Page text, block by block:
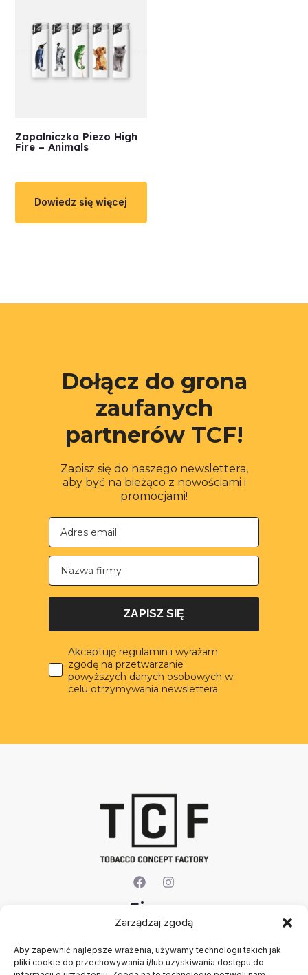
Zarządzaj zgodą
Aby zapewnić najlepsze wrażenia, używamy technologii takich jak
pliki cookie do przechowywania i/lub uzyskiwania dostępu do
Zapalniczka Piezo High
Fire – Animals
Dowiedz się więcej
Dołącz do grona
zaufanych
partnerów TCF!
Zapisz się do naszego newslettera,
aby być na bieżąco z nowościami i
promocjami!
Nazwa firmy
ZAPISZ SIĘ
Akceptuję regulamin i wyrażam
zgodę na przetwarzanie
powyższych danych osobowych w
celu otrzymywania newslettera.
Firma
Kontakt
Rejestracja firmy